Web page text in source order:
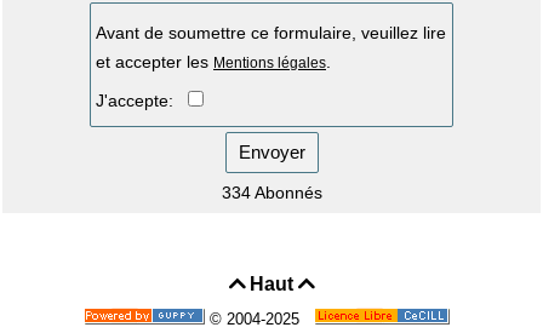
Avant de soumettre ce formulaire, veuillez lire
et accepter les Mentions légales.
J'accepte:
Envoyer
334 Abonnés
Haut 
© 2004-2025